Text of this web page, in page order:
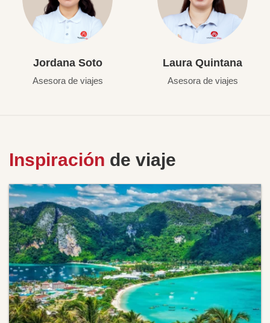
Jordana Soto
Asesora de viajes
Laura Quintana
Asesora de viajes
Inspiración de viaje